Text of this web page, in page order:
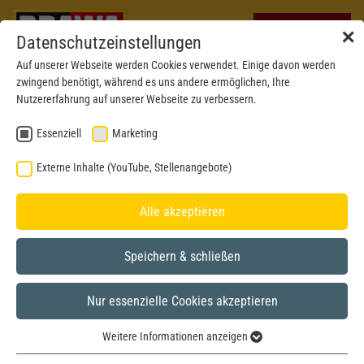
✕
Datenschutzeinstellungen
Auf unserer Webseite werden Cookies verwendet. Einige davon werden
zwingend benötigt, während es uns andere ermöglichen, Ihre
Nutzererfahrung auf unserer Webseite zu verbessern.
Essenziell Marketing
Externe Inhalte (YouTube, Stellenangebote)
Alle akzeptieren
Speichern & schließen
Nur essenzielle Cookies akzeptieren
Weitere Informationen anzeigen